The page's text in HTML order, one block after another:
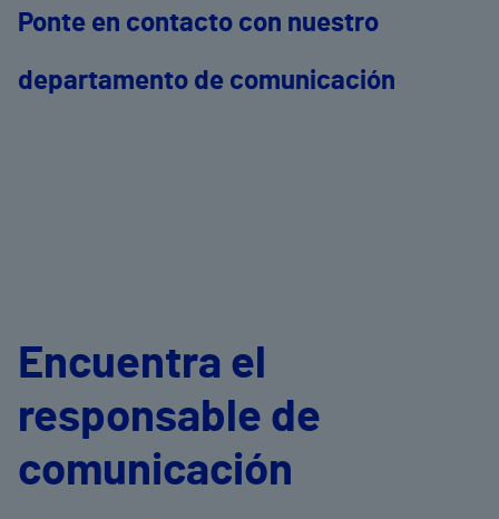
Ponte en contacto con nuestro
departamento de comunicación
Encuentra el
responsable de
comunicación